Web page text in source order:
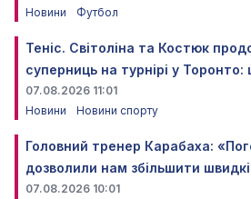
Новини
Футбол
Теніс. Світоліна та Костюк
суперниць на турнірі у Торонто:
07.08.2026 11:01
Новини
Новини спорту
Головний тренер Карабаха:
дозволили нам збільшити
07.08.2026 10:01